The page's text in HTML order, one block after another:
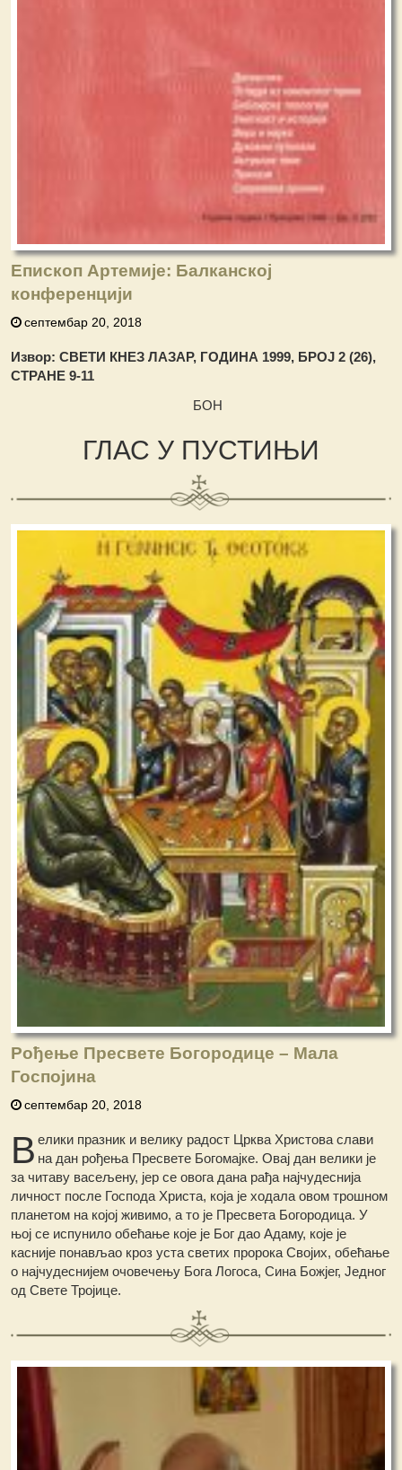
Епископ Артемије: Балканској
конференцији
септембар 20, 2018
Извор: СВЕТИ КНЕЗ ЛАЗАР, ГОДИНА 1999, БРОЈ 2 (26),
СТРАНЕ 9-11
БОН
ГЛАС У ПУСТИЊИ
Рођење Пресвете Богородице – Мала
Госпојина
септембар 20, 2018
В елики празник и велику радост Црква Христова слави
на дан рођења Пресвете Богомајке. Овај дан велики је
за читаву васељену, јер се овога дана рађа најчудеснија
личност после Господа Христа, која је ходала овом трошном
планетом на којој живимо, а то је Пресвета Богородица. У
њој се испунило обећање које је Бог дао Адаму, које је
касније понављао кроз уста светих пророка Својих, обећање
о најчудеснијем очовечењу Бога Логоса, Сина Божјег, Једног
од Свете Тројице.